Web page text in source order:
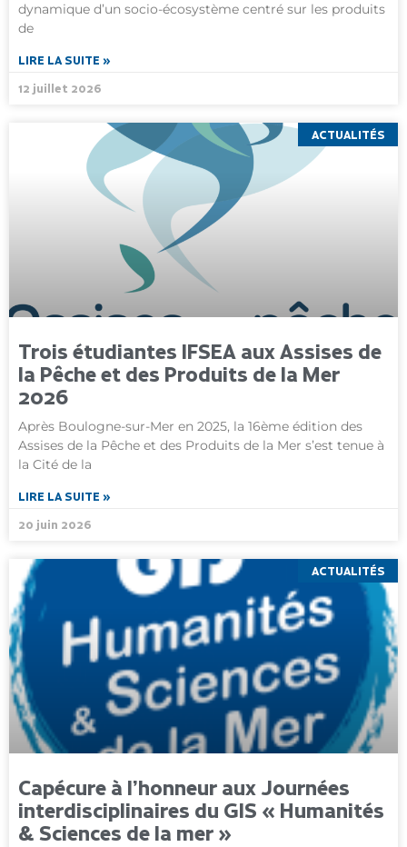
dynamique d’un socio-écosystème centré sur les produits
de
LIRE LA SUITE »
12 juillet 2026
ACTUALITÉS
Trois étudiantes IFSEA aux Assises de
la Pêche et des Produits de la Mer
2026
Après Boulogne-sur-Mer en 2025, la 16ème édition des
Assises de la Pêche et des Produits de la Mer s’est tenue à
la Cité de la
LIRE LA SUITE »
20 juin 2026
ACTUALITÉS
Capécure à l’honneur aux Journées
interdisciplinaires du GIS « Humanités
& Sciences de la mer »